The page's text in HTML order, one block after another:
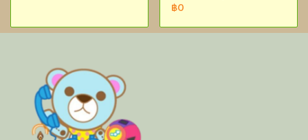
฿0